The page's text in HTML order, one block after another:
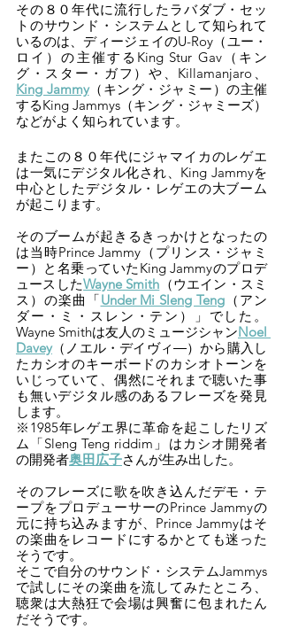
その８０年代に流行したラバダブ・セッ
トのサウンド・システムとして知られて
いるのは、ディージェイのU-Roy（ユー・
ロイ）の主催するKing Stur Gav（キン
グ・スター・ガフ）や、Killamanjaro、
King Jammy（キング・ジャミー）の主催
するKing Jammys（キング・ジャミーズ）
などがよく知られています。
またこの８０年代にジャマイカのレゲエ
は一気にデジタル化され、King Jammyを
中心としたデジタル・レゲエの大ブーム
が起こります。
そのブームが起きるきっかけとなったの
は当時Prince Jammy（プリンス・ジャミ
ー）と名乗っていたKing Jammyのプロデ
ュースしたWayne Smith （ウエイン・スミ
ス）の楽曲「Under Mi Sleng Teng （アン
ダー・ミ・スレン・テン）」でした。
Wayne Smithは友人のミュージシャンNoel
Davey（ノエル・デイヴィ―）から購入し
たカシオのキーボードのカシオトーンを
いじっていて、偶然にそれまで聴いた事
も無いデジタル感のあるフレーズを発見
します。
※1985年レゲエ界に革命を起こしたリズ
ム「Sleng Teng riddim 」はカシオ開発者
の開発者奥田広子さんが生み出した。
そのフレーズに歌を吹き込んだデモ・テ
ープをプロデューサーのPrince Jammyの
元に持ち込みますが、Prince Jammyはそ
の楽曲をレコードにするかとても迷った
そうです。
そこで自分のサウンド・システムJammys
で試しにその楽曲を流してみたところ、
聴衆は大熱狂で会場は興奮に包まれたん
だそうです。